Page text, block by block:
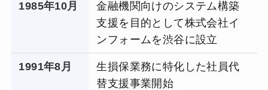
1985年10月
金融機関向けのシステム構築
支援を目的として株式会社イ
ンフォームを渋谷に設立
1991年8 月
生損保業務に特化した社員代
替支援事業開始